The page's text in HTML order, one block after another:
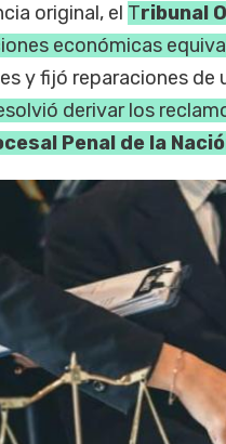
original, el Tribunal
económicas
y fijó reparaciones
derivar los
Penal de la